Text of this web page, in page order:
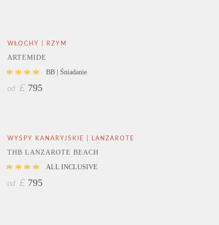
WŁOCHY | RZYM
ARTEMIDE
**** BB | Śniadanie
od £ 795
WYSPY KANARYJSKIE | LANZAROTE
THB LANZAROTE BEACH
**** ALL INCLUSIVE
od £ 795